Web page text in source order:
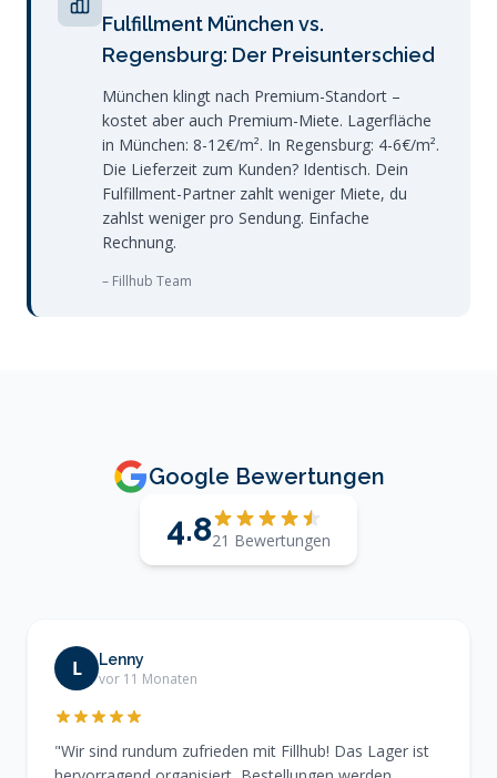
Fulfillment München vs.
Regensburg: Der Preisunterschied
München klingt nach Premium-Standort –
kostet aber auch Premium-Miete. Lagerfläche
in München: 8-12€/m². In Regensburg: 4-6€/m².
Die Lieferzeit zum Kunden? Identisch. Dein
Fulfillment-Partner zahlt weniger Miete, du
zahlst weniger pro Sendung. Einfache
Rechnung.
– Fillhub Team
Google Bewertungen
4.821 Bewertungen
L Lenny
vor 11 Monaten
"Wir sind rundum zufrieden mit Fillhub! Das Lager ist